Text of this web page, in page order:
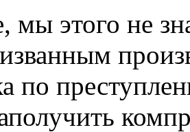
мы этого не
по